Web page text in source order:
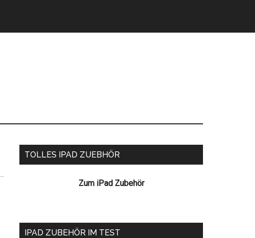
Seitenspalte
TOLLES IPAD ZUEBHÖR
Zum iPad Zubehör
IPAD ZUBEHÖR IM TEST